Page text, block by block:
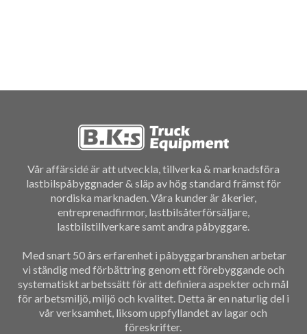
Vår affärsidé är att utveckla, tillverka & marknadsföra
lastbilspåbyggnader & släp av hög standard främst för
nordiska marknaden. Våra kunder är åkerier,
entreprenadfirmor, lastbilsåterförsäljare,
lastbilstillverkare samt andra påbyggare.
Med snart 50 års erfarenhet i påbyggarbranshen arbetar
vi ständig med förbättring genom ett förebyggande och
systematiskt arbetssätt för att definiera aspekter och mål
för arbetsmiljö, miljö och kvalitet. Detta är en naturlig del i
vår verksamhet, liksom uppfyllandet av lagar och
föreskrifter.